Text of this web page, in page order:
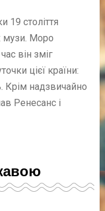
19 століття
музи. Моро
він зміг
цієї країни:
Крім надзвичайно
Ренесанс і